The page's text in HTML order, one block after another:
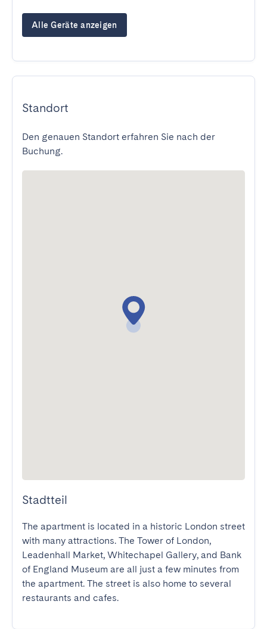
Alle Geräte anzeigen
Standort
Den genauen Standort erfahren Sie nach der
Buchung.
Stadtteil
The apartment is located in a historic London street
with many attractions. The Tower of London,
Leadenhall Market, Whitechapel Gallery, and Bank
of England Museum are all just a few minutes from
the apartment. The street is also home to several
restaurants and cafes.